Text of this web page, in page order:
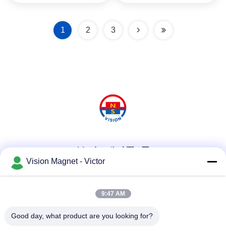
1 2 3
ソーシャルメディア
迅速な連絡
テレ
Vision Magnet - Victor
9:47 AM
Good day, what product are you looking for?